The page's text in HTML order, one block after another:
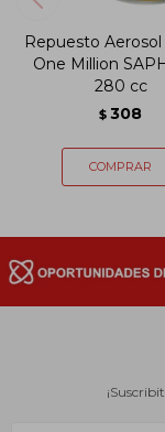
Repuesto
One Million
280 cc
$ 308